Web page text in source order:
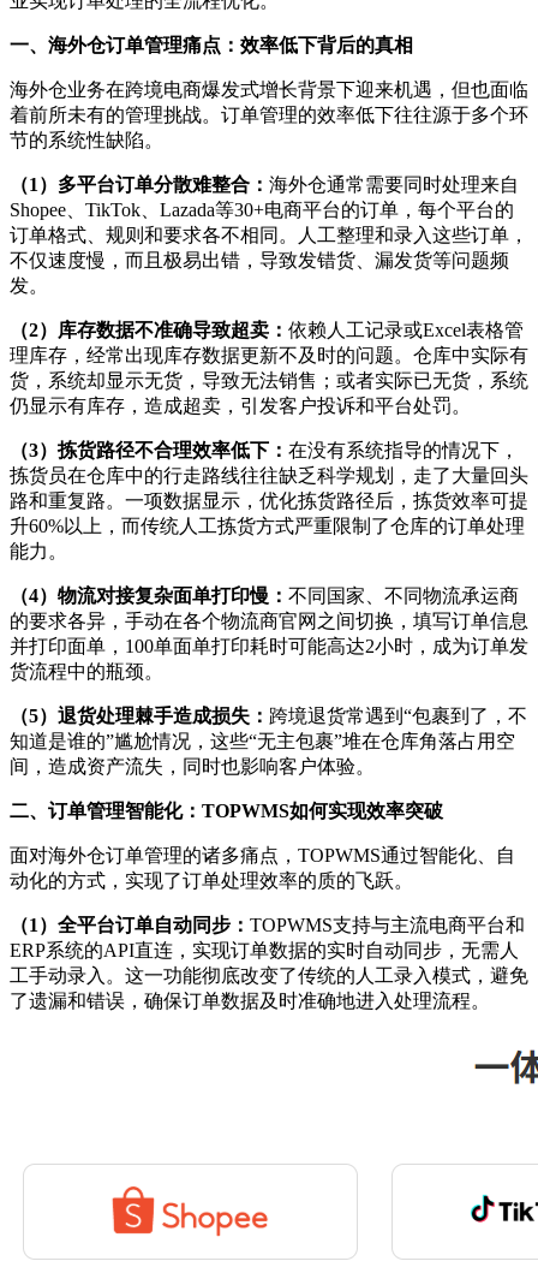
一、 海外仓订单管理痛点：效率低下背后的真相
海外仓业务在跨境电商爆发式增长背景下迎来机遇，但也面临
着前所未有的管理挑战。订单管理的效率低下往往源于多个环
节的系统性缺陷。
（1 ） 多平台订单分散难整合： 海外仓通常需要同时处理来自
Shopee、TikTok、Lazada等30+电商平台的订单，每个平台的
订单格式、规则和要求各不相同。人工整理和录入这些订单，
不仅速度慢，而且极易出错，导致发错货、漏发货等问题频
发。
（2） 库存数据不准确导致超卖： 依赖人工记录或Excel表格管
理库存，经常出现库存数据更新不及时的问题。仓库中实际有
货，系统却显示无货，导致无法销售；或者实际已无货，系统
仍显示有库存，造成超卖，引发客户投诉和平台处罚。
（3） 拣货路径不合理效率低下： 在没有系统指导的情况下，
拣货员在仓库中的行走路线往往缺乏科学规划，走了大量回头
路和重复路。一项数据显示，优化拣货路径后，拣货效率可提
升60%以上，而传统人工拣货方式严重限制了仓库的订单处理
能力。
（4） 物流对接复杂面单打印慢： 不同国家、不同物流承运商
的要求各异，手动在各个物流商官网之间切换，填写订单信息
并打印面单， 100单面单打印耗时可能高达2小时，成为订单发
货流程中的瓶颈。
（5） 退货处理棘手造成损失： 跨境退货常遇到 “包裹到了，不
知道是谁的”尴尬情况，这些“无主包裹”堆在仓库角落占用空
间，造成资产流失，同时也影响客户体验。
二、 订单管理智能化： TOPWMS如何实现效率突破
面对海外仓订单管理的诸多痛点， TOPWMS通过智能化、自
动化的方式，实现了订单处理效率的质的飞跃。
（1） 全平台订单自动同步： TOPWMS支持与主流电商平台和
ERP系统的API直连，实现订单数据的实时自动同步，无需人
工手动录入。这一功能彻底改变了传统的人工录入模式，避免
了遗漏和错误，确保订单数据及时准确地进入处理流程。